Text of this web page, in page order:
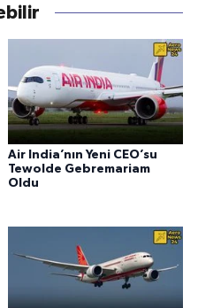
Air India’nın Yeni CEO’su
Tewolde Gebremariam
Oldu